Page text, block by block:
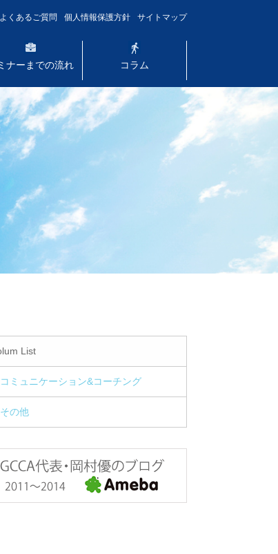
よくあるご質問 個人情報保護方針 サイトマップ
ナーまでの流れ コラム
List
コミュニケーション&コーチング
その他